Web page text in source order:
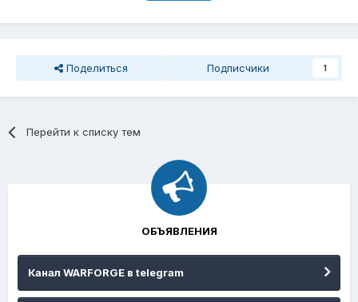
Поделиться Подписчики 1
Перейти к списку тем
ОБЪЯВЛЕНИЯ
Канал WARFORGE в telegram